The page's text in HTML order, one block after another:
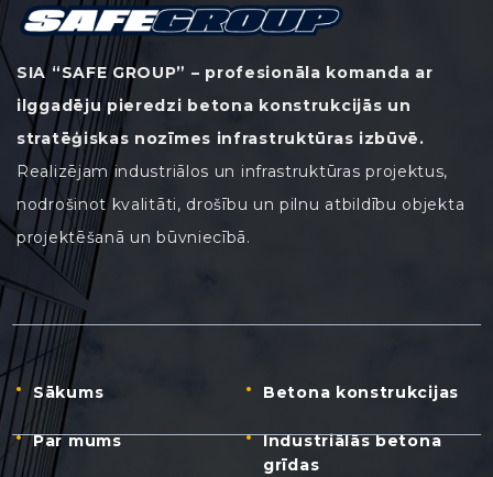
SIA “SAFE GROUP” – profesionāla komanda ar
ilggadēju pieredzi betona konstrukcijās un
stratēģiskas nozīmes infrastruktūras izbūvē.
Realizējam industriālos un infrastruktūras projektus,
nodrošinot kvalitāti, drošību un pilnu atbildību objekta
projektēšanā un būvniecībā.
Sākums
Par mums
Betona konstrukcijas
Industriālās betona
grīdas